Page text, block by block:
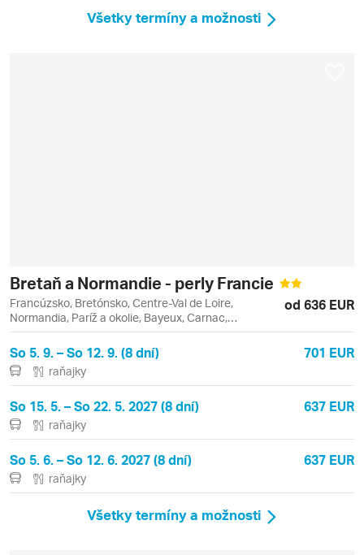
Všetky termíny a možnosti
Bretaň a Normandie - perly Francie
Francúzsko, Bretónsko, Centre-Val de Loire,
Normandia, Paríž a okolie, Bayeux, Carnac,
Concarneau, Chartres, Locronan, Louvre, Paríž,
Quiberon, Quimper, Rennes
od 636 EUR
So 5. 9. – So 12. 9. (8 dní) 701 EUR
raňajky
So 15. 5. – So 22. 5. 2027 (8 dní) 637 EUR
raňajky
So 5. 6. – So 12. 6. 2027 (8 dní) 637 EUR
raňajky
Všetky termíny a možnosti